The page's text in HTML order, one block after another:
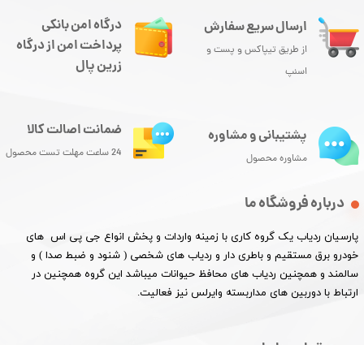
ارسال سریع سفارش
از طریق تیپاکس و پست و
اسنپ
درباره فروشگاه ما
پارسیان ردیاب یک گروه کاری با زمینه واردات و پخش انواع جی پی اس های
خودرو برق مستقیم و باطری دار و ردیاب های شخصی ( شنود و ضبط صدا ) و
سالمند و همچنین ردیاب های محافظ حیوانات میباشد این گروه همچنین در
ارتباط با دوربین های مداربسته وایرلس نیز فعالیت.​​​​​​​
درگاه امن بانکی
پرداخت امن از درگاه
زرین پال
پشتیبانی و مشاوره
مشاوره محصول
ضمانت اصالت کالا
24 ساعت مهلت تست محصول